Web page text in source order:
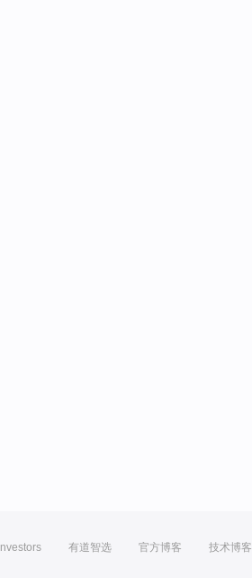
Investors 有道智选 官方博客 技术博客